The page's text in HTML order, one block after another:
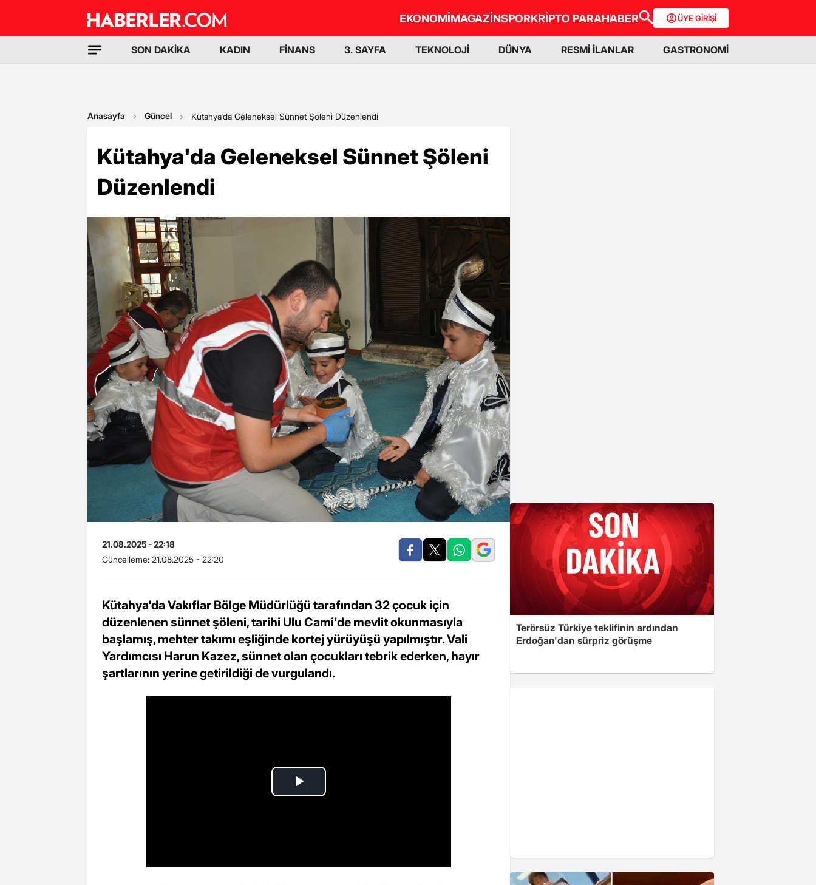
EKONOMİMAGAZİNSPORKRİPTO PARAHABER ÜYE GİRİŞİ
SON DAKİKA KADIN FİNANS 3. SAYFA TEKNOLOJİ DÜNYA RESMİ İLANLAR GASTRONOMİ
Anasayfa Güncel Kütahya'da Geleneksel Sünnet Şöleni Düzenlendi
Kütahya'da Geleneksel Sünnet Şöleni
Düzenlendi
21.08.2025 - 22:18
Güncelleme: 21.08.2025 - 22:20
Kütahya'da Vakıflar Bölge Müdürlüğü tarafından 32 çocuk için
düzenlenen sünnet şöleni, tarihi Ulu Cami'de mevlit okunmasıyla
başlamış, mehter takımı eşliğinde kortej yürüyüşü yapılmıştır. Vali
Yardımcısı Harun Kazez, sünnet olan çocukları tebrik ederken, hayır
şartlarının yerine getirildiği de vurgulandı.
Terörsüz Türkiye teklifinin ardından
Erdoğan'dan sürpriz görüşme